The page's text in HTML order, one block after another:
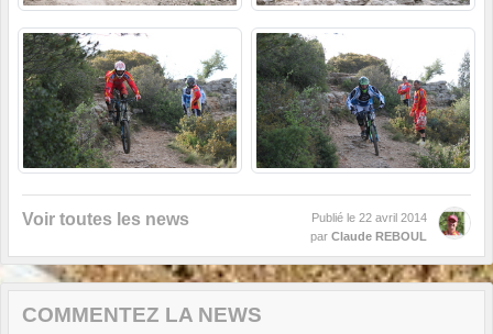
Voir toutes les news Publié le 22 avril 2014
par Claude REBOUL
COMMENTEZ LA NEWS